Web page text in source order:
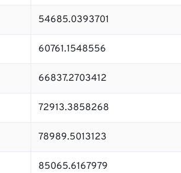
54685.0393701
60761.1548556
66837.2703412
72913.3858268
78989.5013123
85065.6167979